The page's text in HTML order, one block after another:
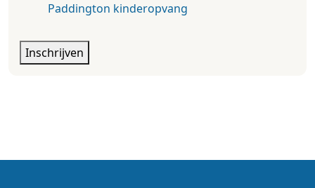
Paddington kinderopvang
Inschrijven